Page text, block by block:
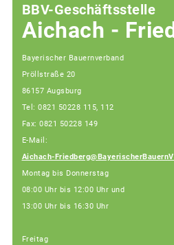
BBV-Geschäftsstelle
Aichach -
Bayerischer Bauernverband
Pröllstraße 20
86157 Augsburg
Tel: 0821 50228 115, 112
Fax: 0821 50228 149
E-Mail:
Aichach-
Montag bis Donnerstag
08:00 Uhr bis 12:00 Uhr und
13:00 Uhr bis 16:30 Uhr
Freitag